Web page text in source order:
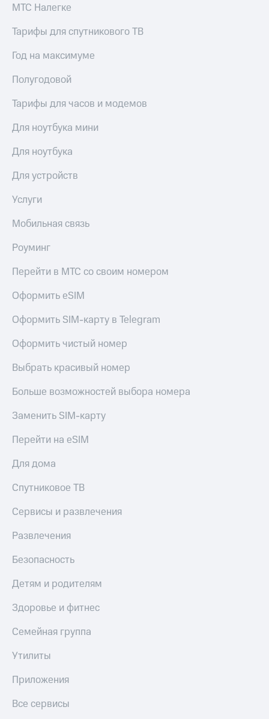
МТС Налегке
Тарифы для спутникового ТВ
Год на максимуме
Полугодовой
Тарифы для часов и модемов
Для ноутбука мини
Для ноутбука
Для устройств
Услуги
Мобильная связь
Роуминг
Перейти в МТС со своим номером
Оформить eSIM
Оформить SIM-карту в Telegram
Оформить чистый номер
Выбрать красивый номер
Больше возможностей выбора номера
Заменить SIM-карту
Перейти на eSIM
Для дома
Спутниковое ТВ
Сервисы и развлечения
Развлечения
Безопасность
Детям и родителям
Здоровье и фитнес
Семейная группа
Утилиты
Приложения
Все сервисы